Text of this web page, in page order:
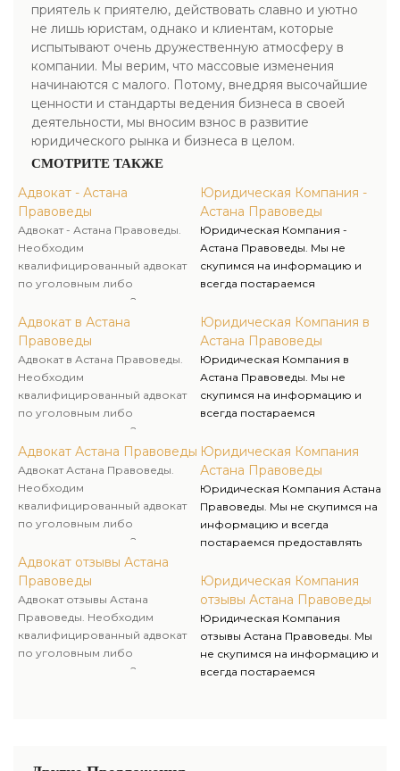
приятель к приятелю, действовать славно и уютно
не лишь юристам, однако и клиентам, которые
испытывают очень дружественную атмосферу в
компании. Мы верим, что массовые изменения
начинаются с малого. Потому, внедряя высочайшие
ценности и стандарты ведения бизнеса в своей
деятельности, мы вносим взнос в развитие
юридического рынка и бизнеса в целом.
СМОТРИТЕ ТАКЖЕ
Адвокат - Астана
Правоведы
Адвокат - Астана Правоведы.
Необходим
квалифицированный адвокат
по уголовным либо
гражданским делам?
Предлагаем целый комплекс
услуг для оказания правовой
помощи под ключ своим
клиентам. Комплексное
обслуживание физических и
юридических лиц.
Индивидуальный подход к
каждому клиенту.
Адвокат в Астана
Правоведы
Адвокат в Астана Правоведы.
Необходим
квалифицированный адвокат
по уголовным либо
гражданским делам?
Предлагаем целый комплекс
услуг для оказания правовой
помощи под ключ своим
клиентам. Комплексное
обслуживание физических и
Индивидуальный подход к
каждому клиенту.
Адвокат Астана Правоведы
Адвокат Астана Правоведы.
Необходим
квалифицированный адвокат
по уголовным либо
гражданским делам?
Предлагаем целый комплекс
услуг для оказания правовой
помощи под ключ своим
клиентам. Комплексное
обслуживание физических и
юридических лиц.
Индивидуальный подход к
Адвокат отзывы Астана
Правоведы
Адвокат отзывы Астана
Правоведы. Необходим
квалифицированный адвокат
по уголовным либо
гражданским делам?
Юридическая Компания -
Астана Правоведы
Юридическая Компания -
Астана Правоведы. Мы не
скупимся на информацию и
всегда постараемся
исчерпывающие консультации
для наших клиентов даже в тех
вариантах, когда они еще не
пользовались юридическими
услугами нашей компании.
Юридическая Компания в
Астана Правоведы
Юридическая Компания в
Астана Правоведы. Мы не
скупимся на информацию и
всегда постараемся
исчерпывающие консультации
для наших клиентов даже в тех
вариантах, когда они еще не
пользовались юридическими
услугами нашей компании.
Юридическая Компания
Астана Правоведы
Юридическая Компания Астана
Правоведы. Мы не скупимся на
информацию и всегда
постараемся предоставлять
для наших клиентов даже в тех
вариантах, когда они еще не
пользовались юридическими
услугами нашей компании.
Юридическая Компания
отзывы Астана Правоведы
Юридическая Компания
отзывы Астана Правоведы. Мы
не скупимся на информацию и
всегда постараемся